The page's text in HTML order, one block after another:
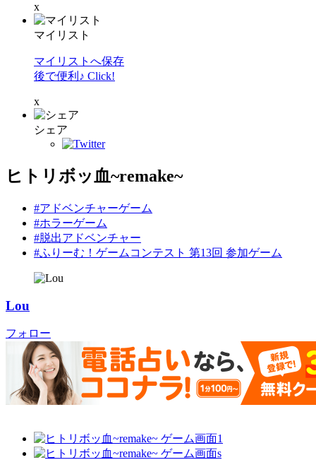
x
マイリスト
マイリストへ保存
後で便利♪ Click!
x
シェア
ヒトリボッ血~remake~
#アドベンチャーゲーム
#ホラーゲーム
#脱出アドベンチャー
#ふりーむ！ゲームコンテスト 第13回 参加ゲーム
Lou
フォロー